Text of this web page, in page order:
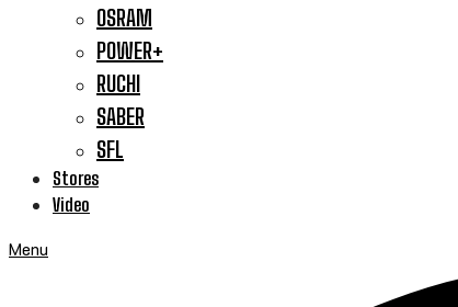
OSRAM
POWER+
RUCHI
SABER
SFL
Stores
Video
Menu